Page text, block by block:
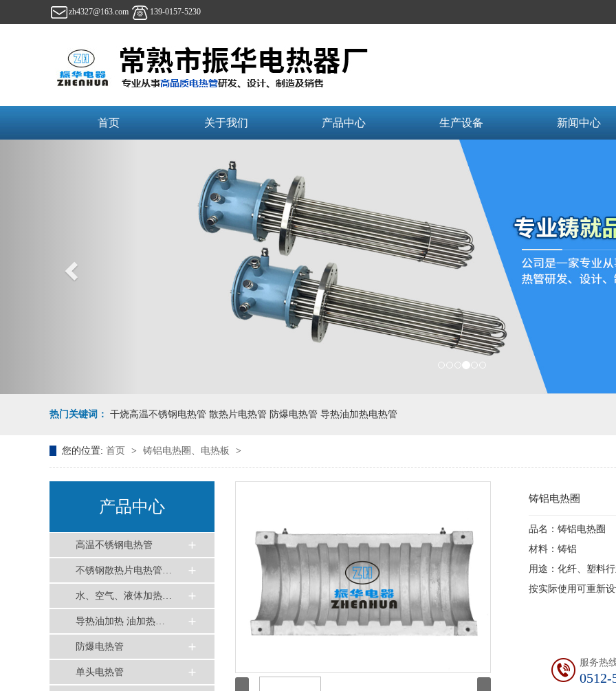
zh4327@163.com 139-0157-5230
首页 关于我们 产品中心 生产设备 新闻中心
热门关键词： 干烧高温不锈钢电热管 散热片电热管 防爆电热管 导热油加热电热管
您的位置: 首页 > 铸铝电热圈、电热板 >
产品中心
高温不锈钢电热管
不锈钢散热片电热管…
水、空气、液体加热…
导热油加热 油加热…
防爆电热管
单头电热管
铸铝电热圈
品名：铸铝电热圈
材料：铸铝
用途：化纤、塑料行
按实际使用可重新
服务热
0512-